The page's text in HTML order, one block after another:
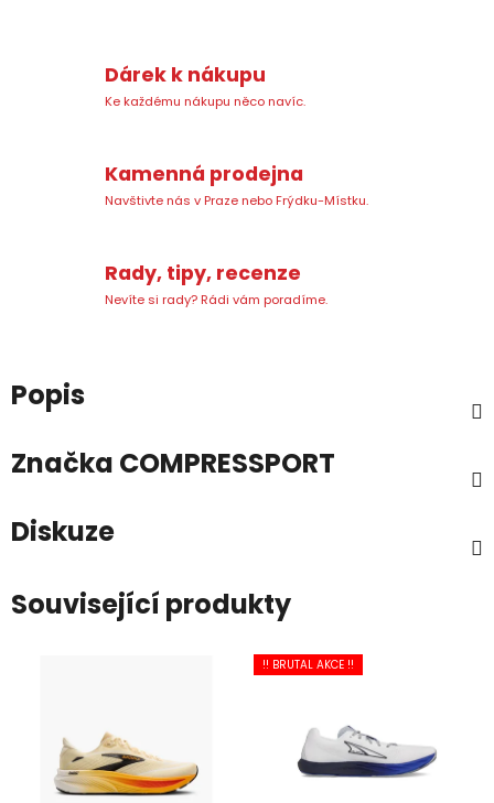
Dárek k nákupu
Ke každému nákupu něco navíc.
Kamenná prodejna
Navštivte nás v Praze nebo Frýdku-Místku.
Rady, tipy, recenze
Nevíte si rady? Rádi vám poradíme.
Popis
Značka COMPRESSPORT
Diskuze
Související produkty
!! BRUTAL AKCE !!